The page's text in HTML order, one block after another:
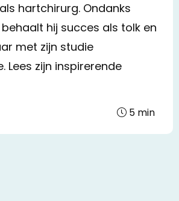
hartchirurg. Ondanks
hij succes als tolk en
met zijn studie
Lees zijn inspirerende
5 min